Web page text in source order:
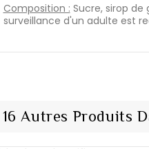
Composition : Sucre, sirop
surveillance d'un adulte est
16 Autres Produits